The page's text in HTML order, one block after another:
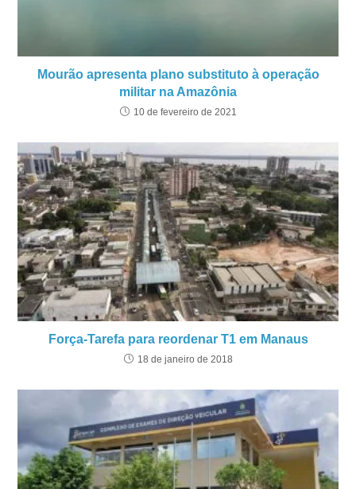
Mourão apresenta plano substituto à operação
militar na Amazônia
10 de fevereiro de 2021
Força-Tarefa para reordenar T1 em Manaus
18 de janeiro de 2018